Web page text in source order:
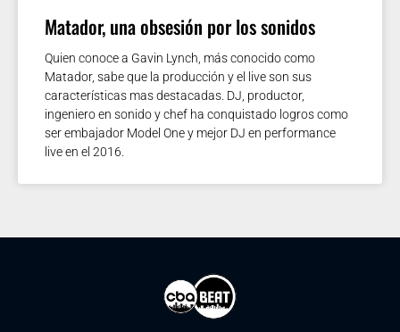
Matador, una obsesión por los sonidos
Quien conoce a Gavin Lynch, más conocido como
Matador, sabe que la producción y el live son sus
características mas destacadas. DJ, productor,
ingeniero en sonido y chef ha conquistado logros como
ser embajador Model One y mejor DJ en performance
live en el 2016.